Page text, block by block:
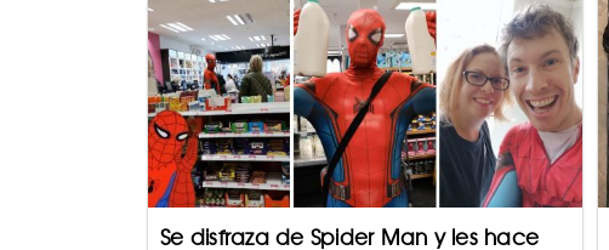
Se disfraza de Spider Man y les hace